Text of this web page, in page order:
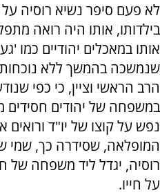
לא פעם סיפר נשיא רוסיה
בילדותו, אותו היה רואה
אותו במאכלים יהודיים כמו
שנמשכה בהמשך ללא
הרב הראשי וציין, כי כפי
במשפחה של יהודים חסידים
נפש על קוצו של יו"ד
המופלאה, שסידרה כך, שמי
רוסיה, יגדל ליד משפחה
על חייו.